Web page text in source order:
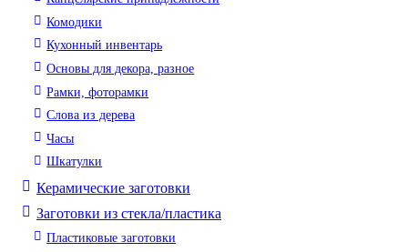
Комодики
Кухонный инвентарь
Основы для декора, разное
Рамки, фоторамки
Слова из дерева
Часы
Шкатулки
Керамические заготовки
Заготовки из стекла/пластика
Пластиковые заготовки